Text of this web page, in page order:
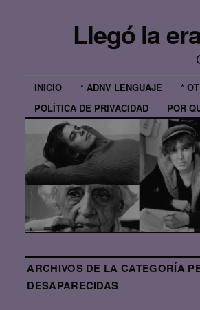
Llegó la
INICIO * ADNV LENGUAJE *
POLÍTICA DE PRIVACIDAD
POR
ARCHIVOS DE LA CATEGORÍA
DESAPARECIDAS